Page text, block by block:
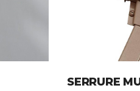
SERRURE